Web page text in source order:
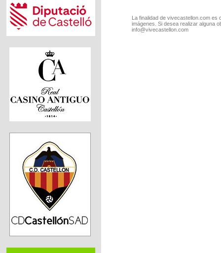
La finalidad de vivecastellon.com
imágenes. Si desea realizar alguna
info@vivecastellon.com